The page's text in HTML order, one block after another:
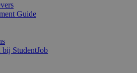
Guide
bij StudentJob